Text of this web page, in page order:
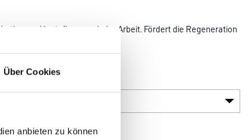
Über Cookies
anbieten zu können
zur Hautpflege nach der Arbeit. Fördert die Regeneration